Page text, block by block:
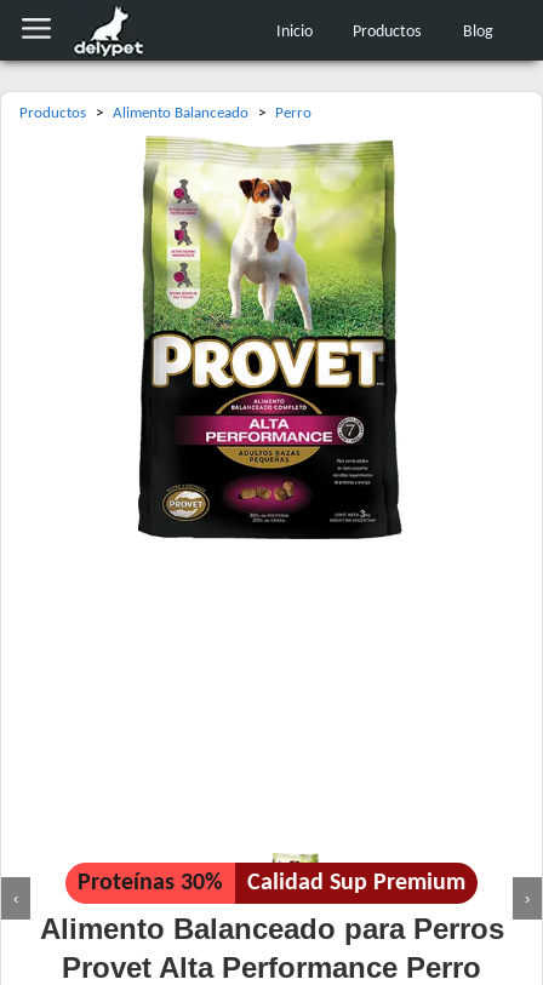
Inicio Productos Blog
Productos > Alimento Balanceado > Perro
‹ ›
Proteínas 30% Calidad Sup Premium
Alimento Balanceado para Perros
Provet Alta Performance Perro